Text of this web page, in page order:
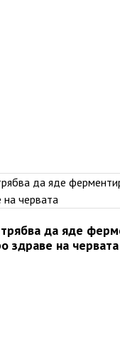
да яде
здраве на червата